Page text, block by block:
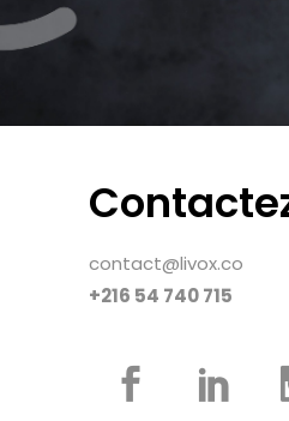
contact@livox.co
+216 54 740 715